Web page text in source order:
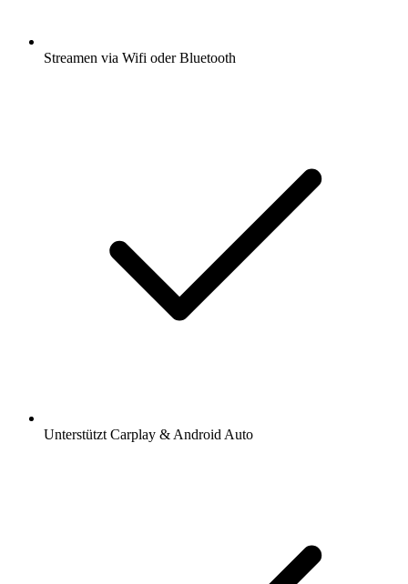
Streamen via Wifi oder Bluetooth
Unterstützt Carplay & Android Auto